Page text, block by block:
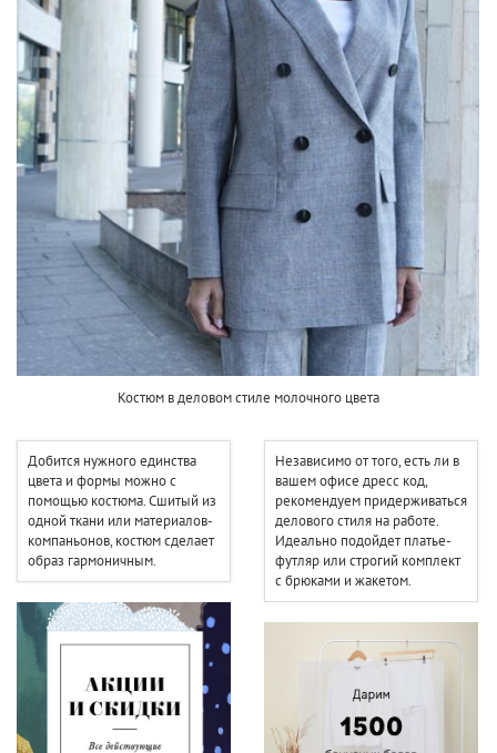
Костюм в деловом стиле молочного цвета
Добится нужного единства
цвета и формы можно с
помощью костюма. Сшитый из
одной ткани или материалов-
компаньонов, костюм сделает
образ гармоничным.
Независимо от того, есть ли в
вашем офисе дресс код,
рекомендуем придерживаться
делового стиля на работе.
Идеально подойдет платье-
футляр или строгий комплект
с брюками и жакетом.